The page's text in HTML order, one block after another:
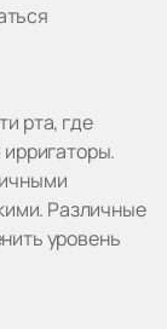
рта, где
Различные
уровень